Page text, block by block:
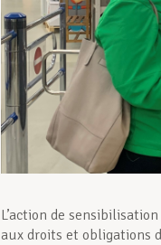
L’action de
aux droits et obligations